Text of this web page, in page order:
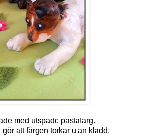
med utspädd pastafärg.
att färgen torkar utan kladd.